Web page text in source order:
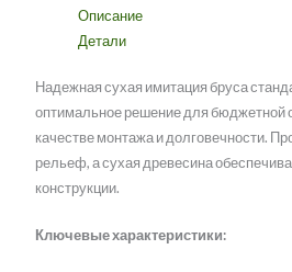
Описание
Детали
Надежная сухая имитация бруса
оптимальное решение для бюджетной
качестве монтажа и долговечности.
рельеф, а сухая древесина
конструкции.
Ключевые характеристики: